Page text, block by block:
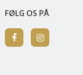
FØLG OS PÅ